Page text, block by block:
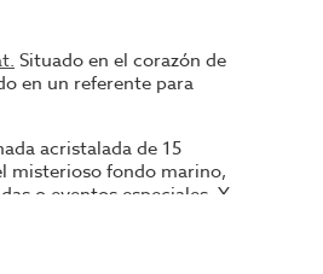
Situado en el corazón de
en un referente para
acristalada de 15
misterioso fondo marino,
o eventos especiales. Y
espacio donde la